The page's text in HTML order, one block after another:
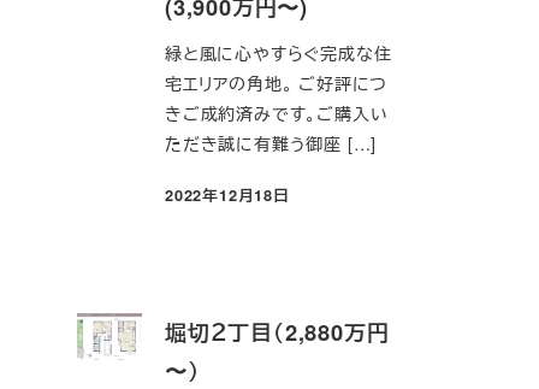
(3,900万円〜)
緑と風に心やすらぐ完成な住
宅エリアの角地。 ご好評につ
きご成約済みです。ご購入い
ただき誠に有難う御座 […]
投稿日
2022年12月18日
堀切２丁目（2,880万円
〜）